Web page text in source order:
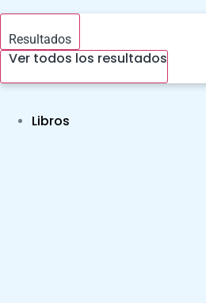
Resultados
Ver todos los resultados
Libros